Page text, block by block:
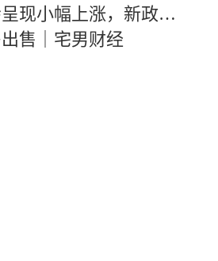
现小幅上涨，新政有
售｜宅男财经